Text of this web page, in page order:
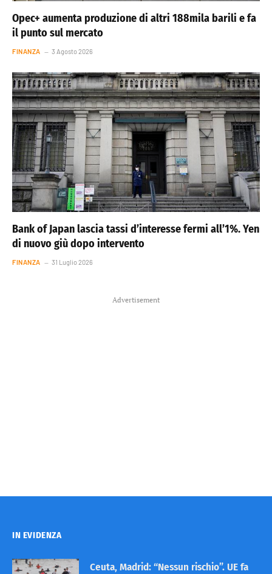
Opec+ aumenta produzione di altri 188mila barili e fa
il punto sul mercato
FINANZA 3 Agosto 2026
Bank of Japan lascia tassi d’interesse fermi all’1%. Yen
di nuovo giù dopo intervento
FINANZA 31 Luglio 2026
Advertisement
IN EVIDENZA
Ceuta, Madrid: “Nessun rischio”. UE fa